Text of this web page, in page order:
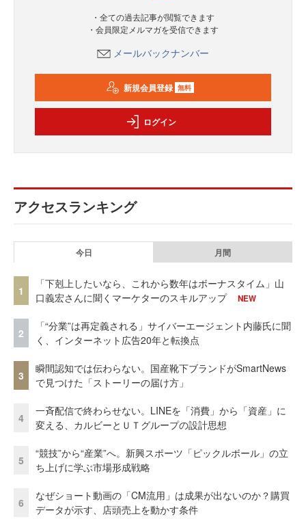
・全ての過去記事が閲覧できます
・会員限定メルマガを受信できます
メールバックナンバー
新規会員登録 無料
ログイン
アクセスランキング
今日 月間
1
「下剋上したいなら、これから数年はボーナスタイム」山
口義宏さんに聞くマーケターのスキルアップ
NEW
2
「“分業”は再定義される」サイバーエージェント内藤氏に聞
く、インターネット広告20年と転換点
3
瞬間認知では伝わらない。国産靴下ブランドがSmartNews
で見つけた「ストーリーの届け方」
4
一斉配信で終わらせない。LINEを「消費」から「資産」に
変える、カルビーとＵＴグループの設計思想
5
“競技”から“産業”へ。新興スポーツ「ピックルボール」の立
ち上げに学ぶ市場形成戦略
6
なぜショート動画の「CM流用」は成果が出ないのか？購買
データが示す、店頭売上を動かす条件